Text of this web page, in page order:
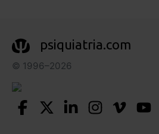
psiquiatria.com
© 1996–2026